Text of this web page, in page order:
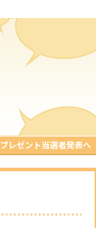
プレゼント当選者発表へ